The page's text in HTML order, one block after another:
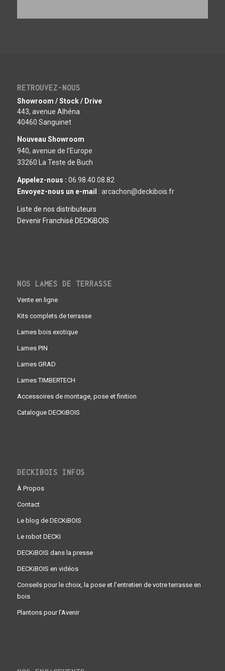
RETROUVEZ-NOUS
Showroom / Stock / Drive
443, avenue Alhéna
40460 Sanguinet
Nouveau Showroom
940, avenue de l’Europe
33260 La Teste de Buch
Appelez-nous : 06.98.40.08.82
Envoyez-nous un e-mail : arcachon@deckibois.fr
Liste de nos distributeurs
Devenir Franchisé DECKiBOIS
NOS LAMES DE TERRASSE
Vente en ligne
Kits complets de terrasse
Lames bois exotique
Lames PIN
Lames GRAD
Lames TIMBERTECH
Accessoires de montage, pose et finition
Catalogue DECKiBOIS
DECKIBOIS INFOS
À Propos
Contact
Le blog de DECKiBOIS
Le robot DECKI
DECKiBOIS dans la presse
DECKiBOIS en vidéos
Conseils pour le choix, la pose et l’entretien de votre terrasse en
bois
Plantons pour l’Avenir